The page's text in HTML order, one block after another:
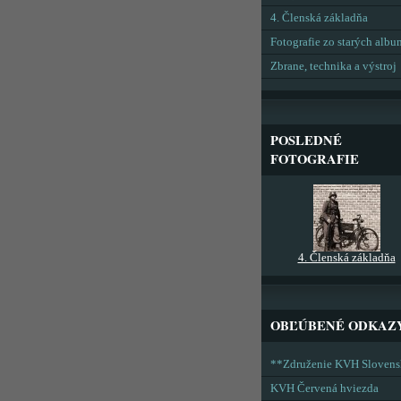
4. Členská základňa
Fotografie zo starých
Zbrane, technika a výstroj
POSLEDNÉ
FOTOGRAFIE
4. Členská základňa
OBĽÚBENÉ
**Združenie KVH
KVH Červená hviezda